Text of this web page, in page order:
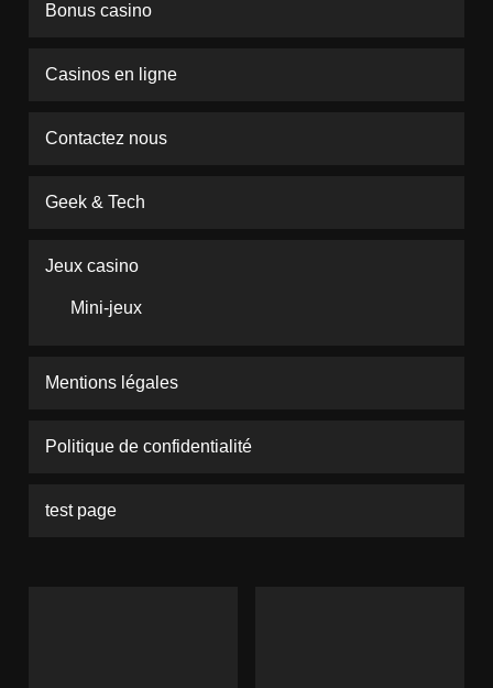
Bonus casino
Casinos en ligne
Contactez nous
Geek & Tech
Jeux casino
Mini-jeux
Mentions légales
Politique de confidentialité
test page